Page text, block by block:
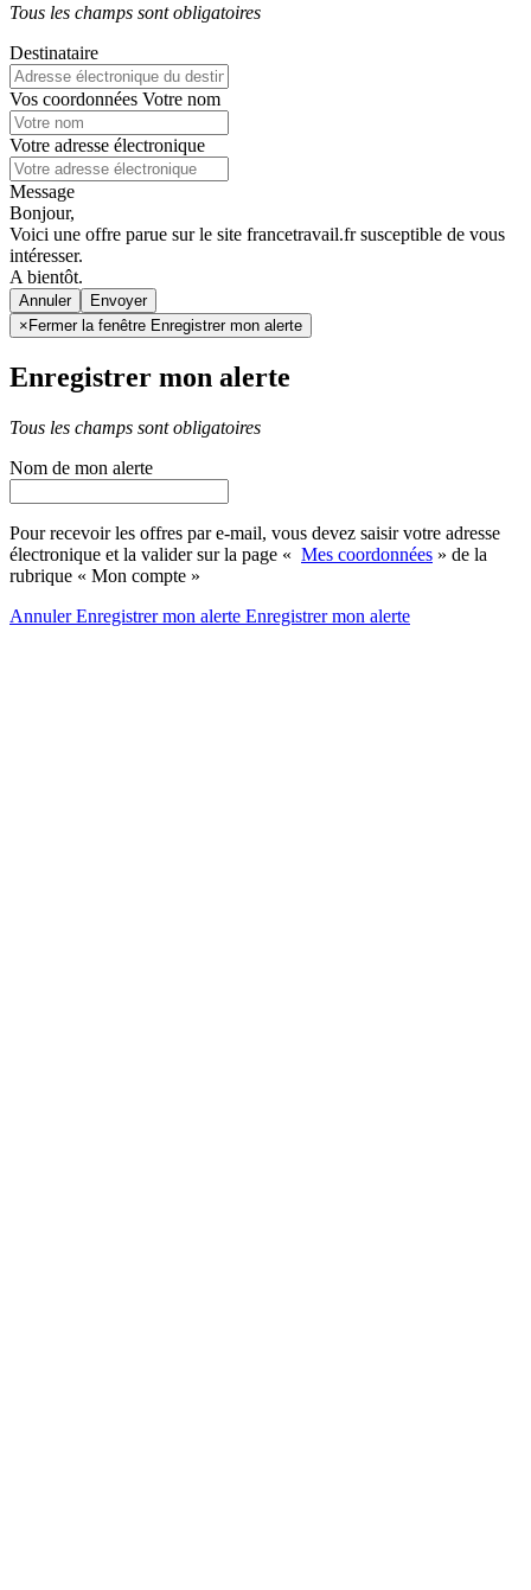
Tous les champs sont obligatoires
Destinataire
Vos coordonnées Votre nom
Votre adresse électronique
Message
Bonjour,
Voici une offre parue sur le site francetravail.fr susceptible de vous
intéresser.
A bientôt.
Annuler
× Fermer la fenêtre Enregistrer mon alerte
Enregistrer mon alerte
Tous les champs sont obligatoires
Nom de mon alerte
Pour recevoir les offres par e-mail, vous devez saisir votre adresse
électronique et la valider sur la page « Mes coordonnées » de la
rubrique « Mon compte »
AnnulerEnregistrer mon alerte Enregistrermon alerte